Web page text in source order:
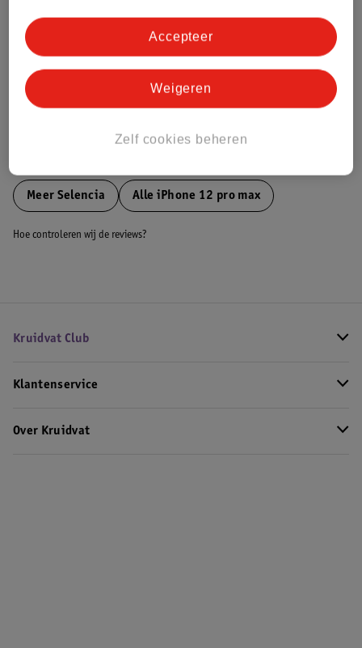
Impact Score.
Meer informatie
Bestel & Bezorginformatie
Meer Selencia Alle iPhone 12 pro max
Hoe controleren wij de reviews?
Kruidvat Club
Klantenservice
Over Kruidvat
Zelf cookies beheren
Weigeren
Accepteer